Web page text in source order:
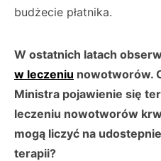
budżecie płatnika.
W ostatnich latach
w leczeniu nowotworów.
Ministra pojawienie się
leczeniu nowotworów
mogą liczyć na
terapii?